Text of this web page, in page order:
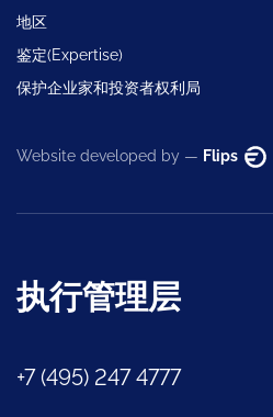
地区
鉴定(Expertise)
保护企业家和投资者权利局
Website developed by — Flips
执行管理层
+7 (495) 247 4777